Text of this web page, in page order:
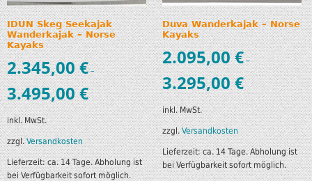
IDUN Skeg Seekajak
Wanderkajak – Norse
Kayaks
2.345,00€–
3.495,00€
inkl. MwSt.
zzgl.Versandkosten
Lieferzeit:ca. 14 Tage. Abholung ist
bei Verfügbarkeit sofort möglich.
Duva Wanderkajak – Norse
Kayaks
2.095,00€–
3.295,00€
inkl. MwSt.
zzgl.Versandkosten
Lieferzeit:ca. 14 Tage. Abholung ist
bei Verfügbarkeit sofort möglich.